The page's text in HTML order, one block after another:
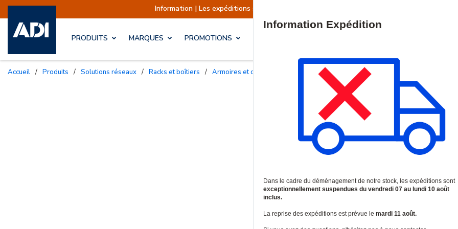
Information | Les expéditions sont actuellement suspendues Reprise prévue le mardi 11
PRODUITS MARQUES PROMOTIONS
Accueil / Produits / Solutions réseaux / Racks et boîtiers / Armoires et cadres de rackage